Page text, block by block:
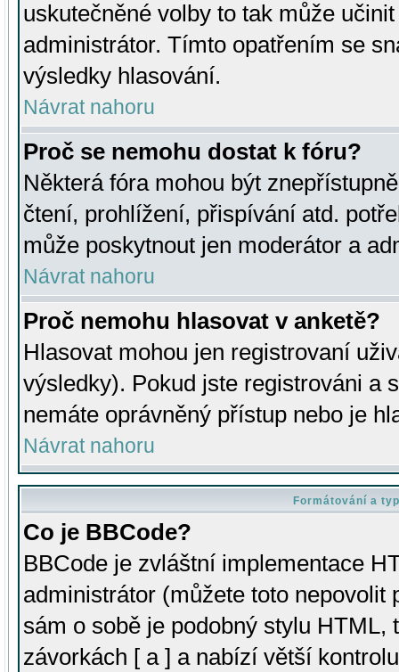
uskutečněné volby to tak může
administrátor. Tímto opatřením se
výsledky hlasování.
Návrat nahoru
Proč se nemohu dostat k fóru?
Některá fóra mohou být
čtení, prohlížení, přispívání atd.
může poskytnout jen moderátor a
Návrat nahoru
Proč nemohu hlasovat v anketě?
Hlasovat mohou jen registrovaní
výsledky). Pokud jste registrováni a
nemáte oprávněný přístup nebo je
Návrat nahoru
Formátování a
Co je BBCode?
BBCode je zvláštní implementace
administrátor (můžete toto
sám o sobě je podobný stylu HTML,
závorkách [ a ] a nabízí větší